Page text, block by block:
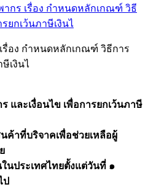
กร เรื่อง กำหนดหลักเกณฑ์ วิธี
ยกเว้นภาษีเงินไ
รื่อง กำหนดหลักเกณฑ์ วิธีการ
เงินไ
และเงื่อนไข เพื่อการยกเว้นภาษี
ค้าที่บริจาคเพื่อช่วยเหลือผู้
นประเทศไทยตั้งแต่วันที่ ๑
ป